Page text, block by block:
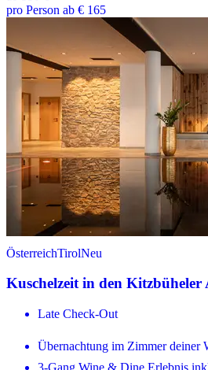
pro Person ab € 165
ÖsterreichTirolNeu
Kuschelzeit in den Kitzbüheler
Late Check-Out
Übernachtung im Zimmer deiner
3-Gang Wine & Dine Erlebnis